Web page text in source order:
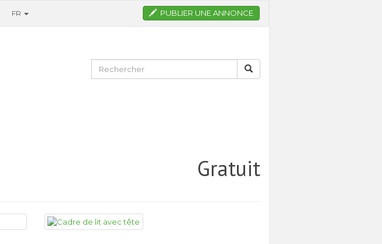
FR PUBLIER UNE ANNONCE
Gratuit